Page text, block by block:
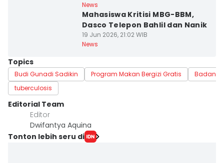
News
Mahasiswa Kritisi MBG-BBM,
Dasco Telepon Bahlil dan Nanik
19 Jun 2026, 21:02 WIB
News
Topics
Budi Gunadi Sadikin Program Makan Bergizi Gratis
Badan
tuberculosis
Editorial Team
Editor
Dwifantya Aquina
Tonton lebih seru di